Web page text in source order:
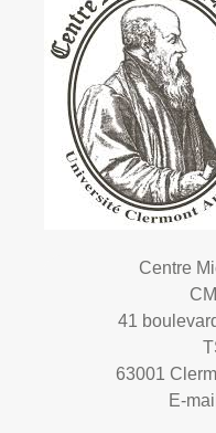
Centre
41
63001
E-